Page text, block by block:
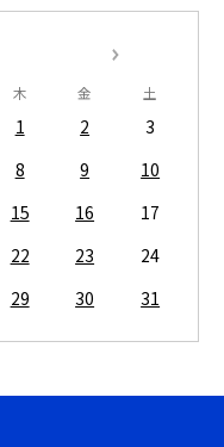
木 金 土
1 2
3
8 9
10
15 16
17
22 23
24
29 30 31